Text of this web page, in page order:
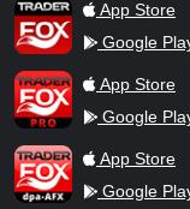
TraderFox AppApp Store
Google
TraderFox ProApp Store
Google
TraderFox dpa-AFX
App Store
Google